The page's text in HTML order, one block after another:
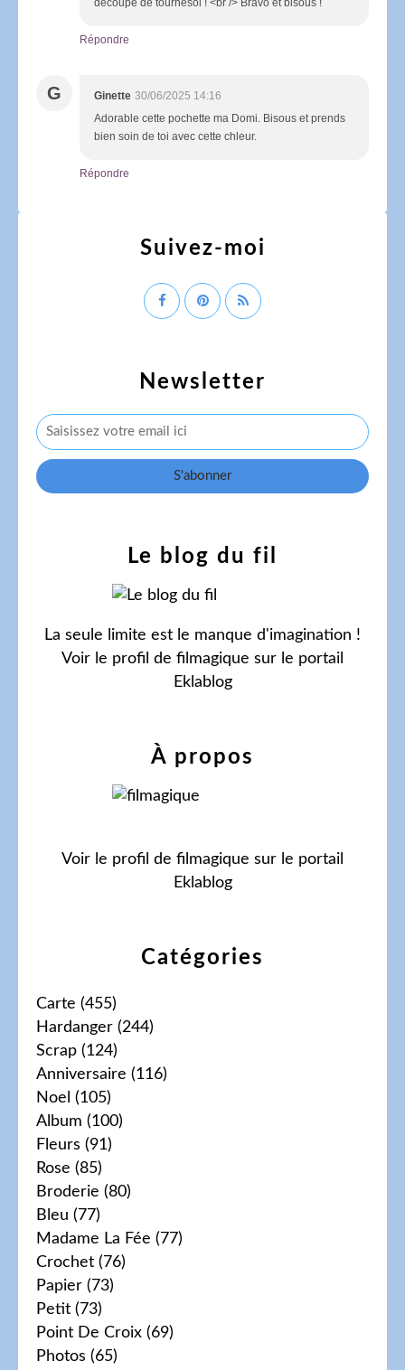
Répondre
G Ginette 30/06/2025 14:16
Adorable cette pochette ma Domi. Bisous et prends
bien soin de toi avec cette chleur.
Répondre
Newsletter
Catégories
Carte (455)
Hardanger (244)
Scrap (124)
Anniversaire (116)
Noel (105)
Album (100)
Fleurs (91)
Rose (85)
Broderie (80)
Bleu (77)
Madame La Fée (77)
Crochet (76)
Papier (73)
Petit (73)
Point De Croix (69)
Photos (65)
Le blog du fil
La seule limite est le manque d'imagination !
Voir le profil de filmagique sur le portail
Eklablog
Suivez-moi
À propos
Voir le profil de filmagique sur le portail
Eklablog